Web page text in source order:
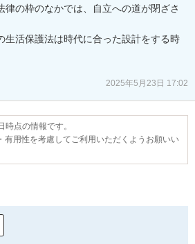
律の枠のなかでは、自立への道が閉ざさ
生活保護法は時代に合った設計をする時
2025年5月23日 17:02
点の情報です。
有用性を考慮してご利用いただくようお願いい